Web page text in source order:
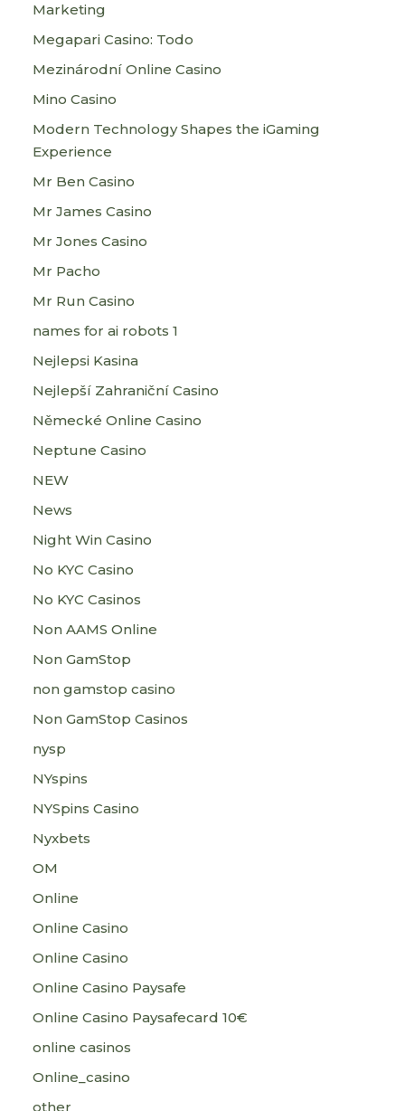
Marketing
Megapari Casino: Todo
Mezinárodní Online Casino
Mino Casino
Modern Technology Shapes the iGaming
Experience
Mr Ben Casino
Mr James Casino
Mr Jones Casino
Mr Pacho
Mr Run Casino
names for ai robots 1
Nejlepsi Kasina
Nejlepší Zahraniční Casino
Německé Online Casino
Neptune Casino
NEW
News
Night Win Casino
No KYC Casino
No KYC Casinos
Non AAMS Online
Non GamStop
non gamstop casino
Non GamStop Casinos
nysp
NYspins
NYSpins Casino
Nyxbets
OM
Online
Online Casino
Online Casino
Online Casino Paysafe
Online Casino Paysafecard 10€
online casinos
Online_casino
other